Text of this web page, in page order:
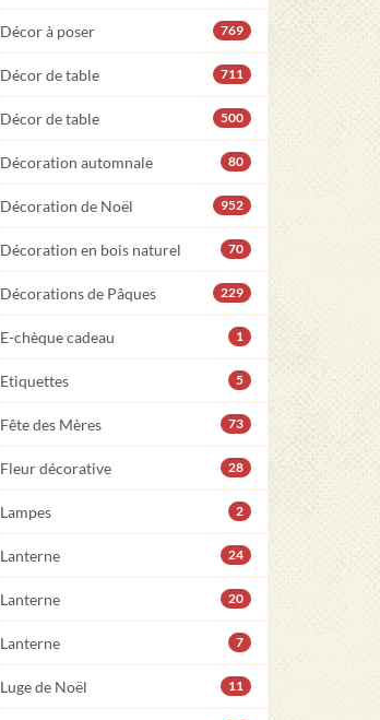
Décor à poser 769
Décor de table 711
Décor de table 500
Décoration automnale 80
Décoration de Noël 952
Décoration en bois naturel 70
Décorations de Pâques 229
E-chèque cadeau 1
Etiquettes 5
Fête des Mères 73
Fleur décorative 28
Lampes 2
Lanterne 24
Lanterne 20
Lanterne 7
Luge de Noël 11